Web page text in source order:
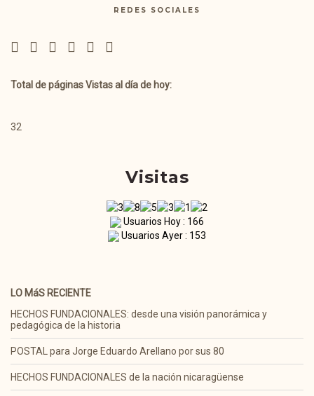
REDES SOCIALES
Total de páginas Vistas al día de hoy:
32
Visitas
Usuarios Hoy : 166
Usuarios Ayer : 153
LO MáS RECIENTE
HECHOS FUNDACIONALES: desde una visión panorámica y
pedagógica de la historia
POSTAL para Jorge Eduardo Arellano por sus 80
HECHOS FUNDACIONALES de la nación nicaragüense